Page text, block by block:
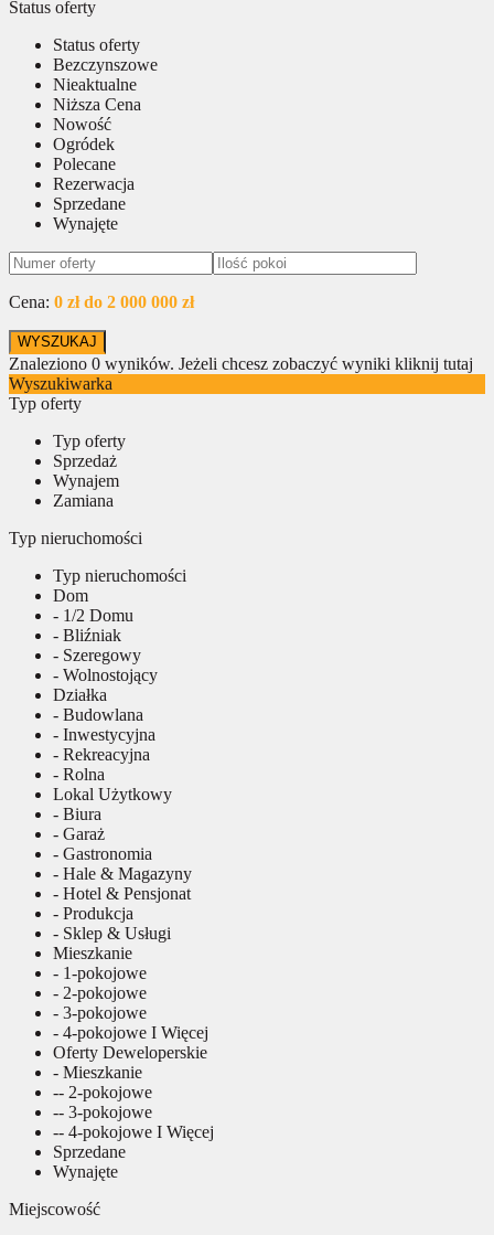
Status oferty
Status oferty
Bezczynszowe
Nieaktualne
Niższa Cena
Nowość
Ogródek
Polecane
Rezerwacja
Sprzedane
Wynajęte
Cena: 0 zł do 2 000 000 zł
Znaleziono 0 wyników. Jeżeli chcesz zobaczyć wyniki kliknij tutaj
Wyszukiwarka
Typ oferty
Typ oferty
Sprzedaż
Wynajem
Zamiana
Typ nieruchomości
Typ nieruchomości
Dom
- 1/2 Domu
- Bliźniak
- Szeregowy
- Wolnostojący
Działka
- Budowlana
- Inwestycyjna
- Rekreacyjna
- Rolna
Lokal Użytkowy
- Biura
- Garaż
- Gastronomia
- Hale & Magazyny
- Hotel & Pensjonat
- Produkcja
- Sklep & Usługi
Mieszkanie
- 1-pokojowe
- 2-pokojowe
- 3-pokojowe
- 4-pokojowe I Więcej
Oferty Deweloperskie
- Mieszkanie
-- 2-pokojowe
-- 3-pokojowe
-- 4-pokojowe I Więcej
Sprzedane
Wynajęte
Miejscowość